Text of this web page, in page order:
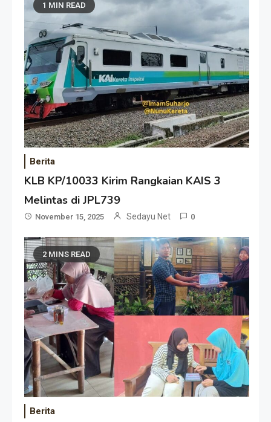
1 MIN READ
Berita
KLB KP/10033 Kirim Rangkaian KAIS 3
Melintas di JPL739
November 15, 2025 Sedayu Net 0
2 MINS READ
Berita